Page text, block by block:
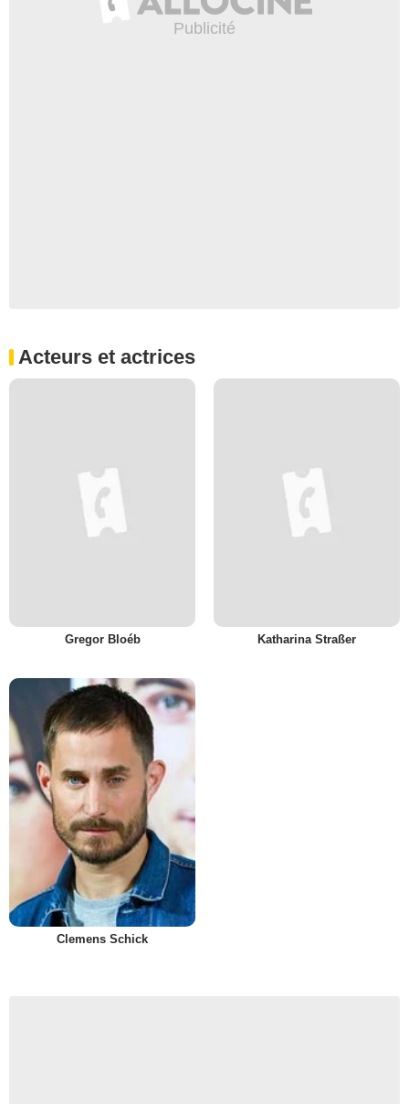
Acteurs et actrices
Gregor Bloéb Katharina Straßer
Clemens Schick